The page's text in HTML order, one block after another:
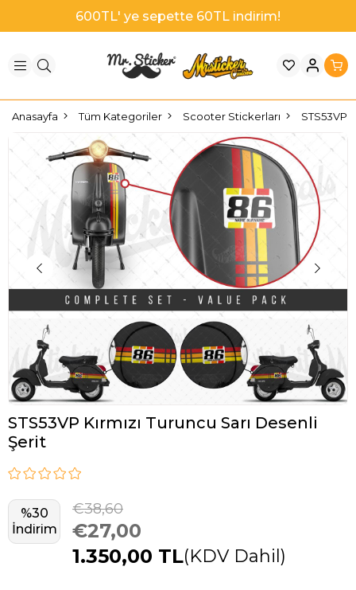
1000TL' ye sepette 100TL indirim!
Anasayfa Tüm Kategoriler Scooter Stickerları STS53VP
STS53VP Kırmızı Turuncu Sarı Desenli
Şerit
%30
İndirim
€38,60
€27,00
1.350,00 TL(KDV Dahil)